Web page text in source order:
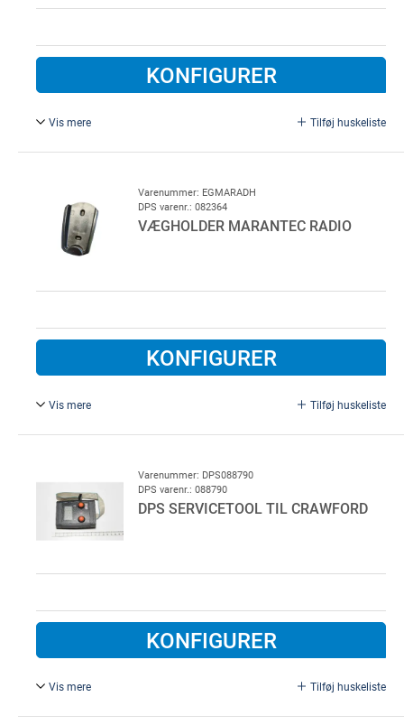
KONFIGURER
Vis mere Tilføj huskeliste
Inklusiv vægholder.
10 stk. pr. colli
Varenummer: EGMARADH
DPS varenr.: 082364
VÆGHOLDER MARANTEC RADIO
KONFIGURER
Vis mere Tilføj huskeliste
Varenummer: DPS088790
DPS varenr.: 088790
DPS SERVICETOOL TIL CRAWFORD
KONFIGURER
Vis mere Tilføj huskeliste
Til CDM9. Tool for servicering af Crawford CDM9